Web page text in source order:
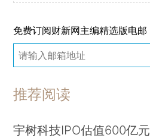
免费订阅财新网主编精选版电邮
推荐阅读
宇树科技IPO估值600亿元